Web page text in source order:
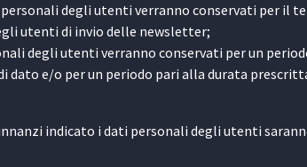
degli utenti verranno conservati per il
utenti di invio delle newsletter;
degli utenti verranno conservati per un
dato e/o per un periodo pari alla durata
indicato i dati personali degli utenti